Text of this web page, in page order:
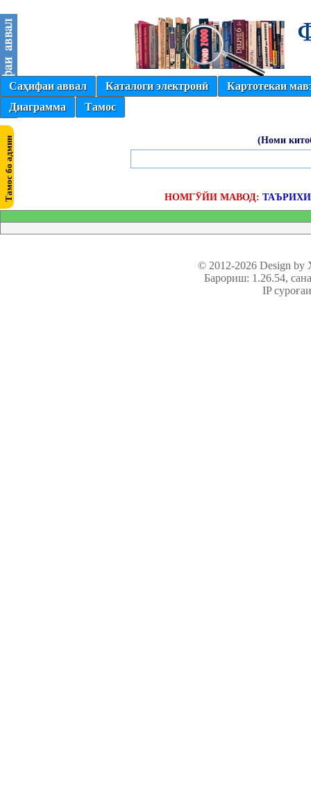
Саҳифаи аввал Каталоги электронӣ
Картотекаи
Диаграмма
Тамос
(Номи
НОМГӮЙИ МАВОД: ТАЪРИХИ
© 2012-2026 Design
Барориш: 1.26.54,
IP